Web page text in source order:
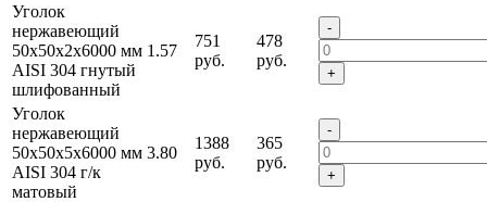
Уголок
нержавеющий
50х50х2х6000 мм
AISI 304 гнутый
шлифованный
1.57
751
руб.
478
руб.
-
+
Уголок
нержавеющий
50х50х5х6000 мм
AISI 304 г/к
матовый
3.80
1388
руб.
365
руб.
-
+